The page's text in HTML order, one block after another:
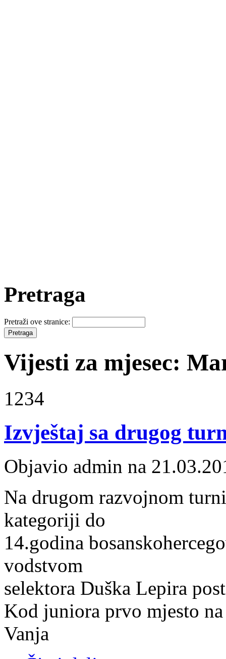
Pretraga
Pretraži ove stranice:
Vijesti za mjesec:
1234
Izvještaj sa drugog
Objavio admin na
Na drugom razvojnom
kategoriji do
14.godina
vodstvom
selektora Duška Lepira
Kod juniora prvo mjesto
Vanja